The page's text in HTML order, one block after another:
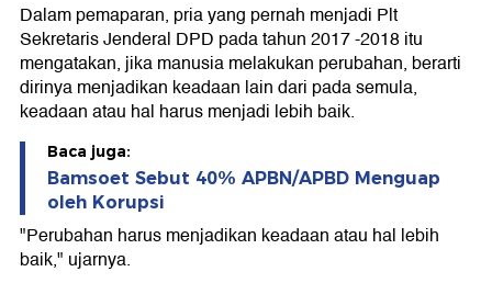
Dalam pemaparan, pria yang pernah menjadi Plt
Sekretaris Jenderal DPD pada tahun 2017 -2018 itu
mengatakan, jika manusia melakukan perubahan, berarti
dirinya menjadikan keadaan lain dari pada semula,
keadaan atau hal harus menjadi lebih baik.
Baca juga:
Bamsoet Sebut 40% APBN/APBD Menguap
oleh Korupsi
"Perubahan harus menjadikan keadaan atau hal lebih
baik," ujarnya.